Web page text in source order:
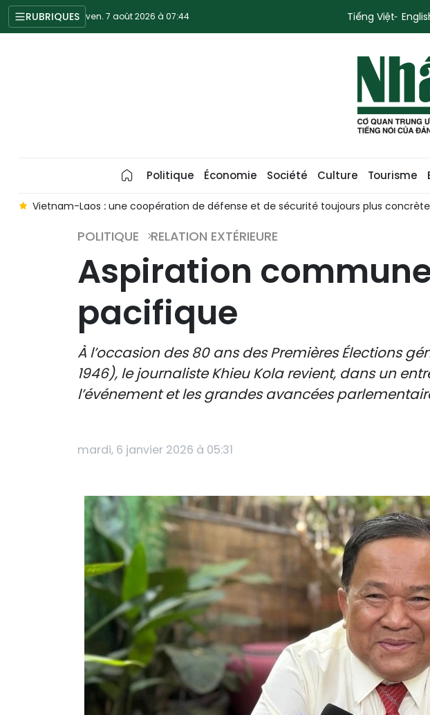
RUBRIQUES ven. 7 août 2026 à 07:44 Tiếng Việt
Politique Économie Société Culture Tourisme
Vietnam-Laos : une coopération de défense et de sécurité toujours plus concrète
POLITIQUE RELATION EXTÉRIEURE
Aspiration
pacifique
À l’occasion des 80 ans des Premières Élections
1946), le journaliste Khieu Kola revient, dans un
l’événement et les grandes avancées
mardi, 6 janvier 2026 à 05:31